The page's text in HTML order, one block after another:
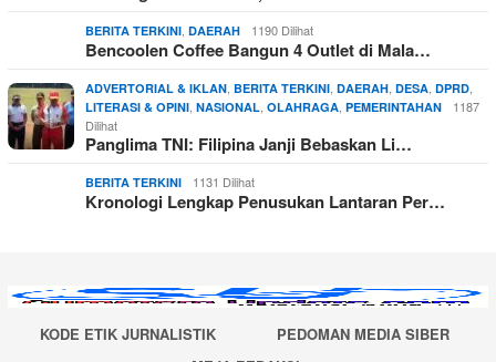
BERITA TERKINI, DAERAH 1190 Dilihat
Bencoolen Coffee Bangun 4 Outlet di Mala…
ADVERTORIAL & IKLAN, BERITA TERKINI, DAERAH, DESA, DPRD,
LITERASI & OPINI, NASIONAL, OLAHRAGA, PEMERINTAHAN
1187
Dilihat
Panglima TNI: Filipina Janji Bebaskan Li…
BERITA TERKINI 1131 Dilihat
Kronologi Lengkap Penusukan Lantaran Per…
KODE ETIK JURNALISTIK
PEDOMAN MEDIA SIBER